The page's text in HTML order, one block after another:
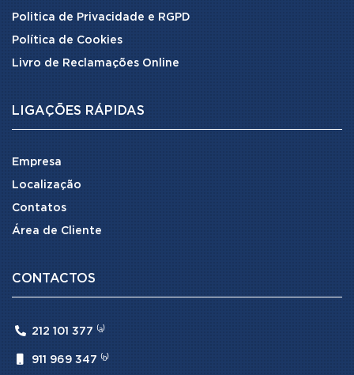
Politica de Privacidade e RGPD
Política de Cookies
Livro de Reclamações Online
LIGAÇÕES RÁPIDAS
Empresa
Localização
Contatos
Área de Cliente
CONTACTOS
 212 101 377 ⁽ᵃ⁾
911 969 347 ⁽ᵇ⁾